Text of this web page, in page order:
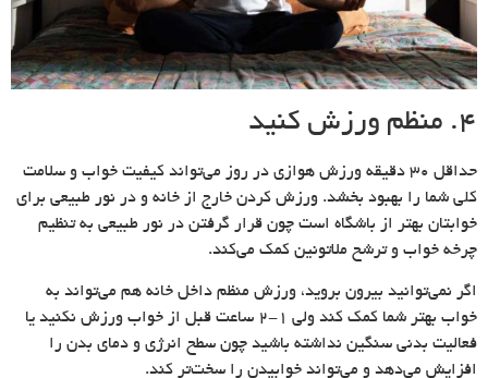
4. منظم ورزش کنید
حداقل 30 دقیقه ورزش هوازی در روز می‌تواند کیفیت خواب و سلامت
کلی شما را بهبود بخشد. ورزش کردن خارج از خانه و در نور طبیعی برای
خوابتان بهتر از باشگاه است چون قرار گرفتن در نور طبیعی به تنظیم
چرخه خواب و ترشح ملاتونین کمک می‌کند.
اگر نمی‌توانید بیرون بروید، ورزش منظم داخل خانه هم می‌تواند به
خواب بهتر شما کمک کند ولی ۱-۲ ساعت قبل از خواب ورزش نکنید یا
فعالیت بدنی سنگین نداشته باشید چون سطح انرژی و دمای بدن را
افزایش می‌دهد و می‌تواند خوابیدن را سخت‌تر کند.